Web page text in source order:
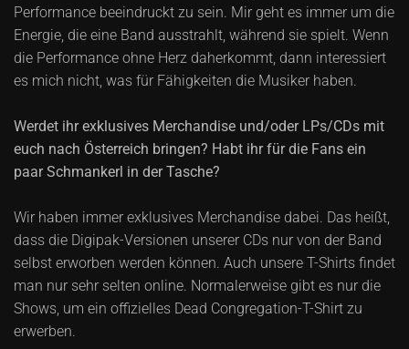
Performance beeindruckt zu sein. Mir geht es immer um die
Energie, die eine Band ausstrahlt, während sie spielt. Wenn
die Performance ohne Herz daherkommt, dann interessiert
es mich nicht, was für Fähigkeiten die Musiker haben.
Werdet ihr exklusives Merchandise und/oder LPs/CDs mit
euch nach Österreich bringen? Habt ihr für die Fans ein
paar Schmankerl in der Tasche?
Wir haben immer exklusives Merchandise dabei. Das heißt,
dass die Digipak-Versionen unserer CDs nur von der Band
selbst erworben werden können. Auch unsere T-Shirts findet
man nur sehr selten online. Normalerweise gibt es nur die
Shows, um ein offizielles Dead Congregation-T-Shirt zu
erwerben.